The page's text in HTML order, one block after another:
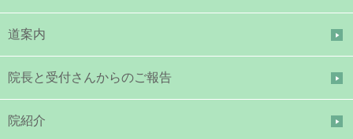
道案内
院長と受付さんからのご報告
院紹介